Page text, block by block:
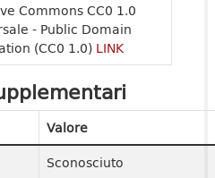
Commons CC0 1.0
- Public Domain
(CC0 1.0) LINK
Valore
Sconosciuto